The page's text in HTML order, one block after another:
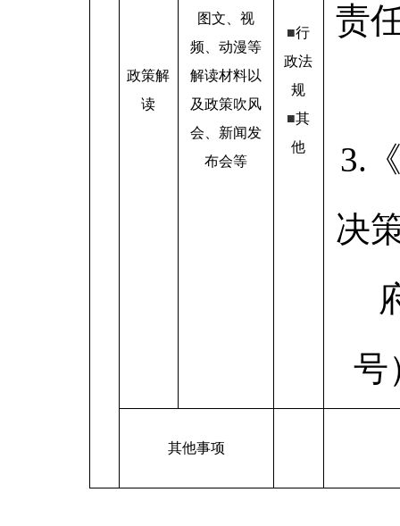
政策解
读
图文、视
频、动漫等
解读材料以
及政策吹风
会、新闻发
布会等
■行
政法
规
■其
他
责
3.
决
号
其他事项